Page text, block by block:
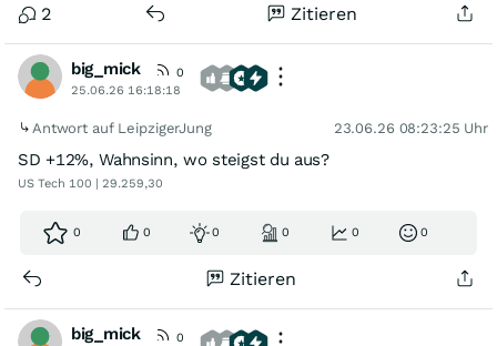
2 Zitieren
big_mick
0
25.06.26 16:18:18
Antwort auf LeipzigerJung 23.06.26 08:23:25 Uhr
SD +12%, Wahnsinn, wo steigst du aus?
US Tech 100 | 29.259,30
0 0 0 0 0 0
Zitieren
big_mick
0